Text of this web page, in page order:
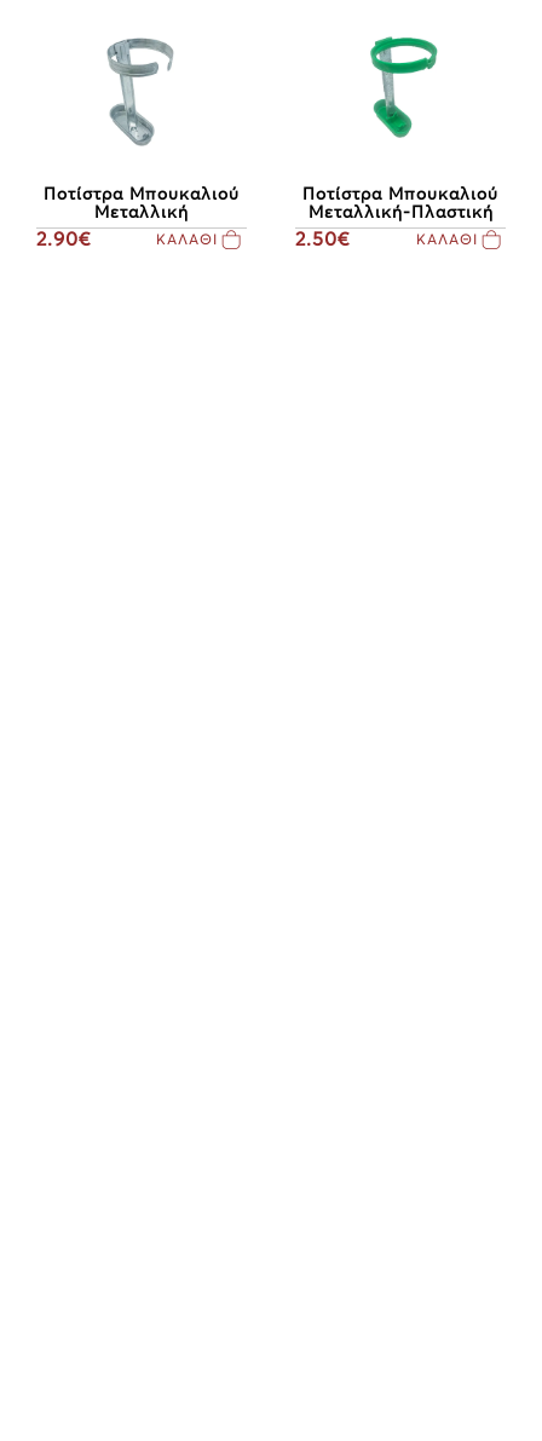
Ποτίστρα Μπουκαλιού
Μεταλλική
2.90€ ΚΑΛΑΘΙ
Ποτίστρα Μπουκαλιού
Μεταλλική-Πλαστική
2.50€ ΚΑΛΑΘΙ